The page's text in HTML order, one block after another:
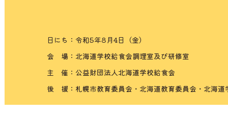
日にち： 令和5年8月4日（金）
会 場： 北海道学校給食会調理室及び研修室
主 催： 公益財団法人北海道学校給食会
後 援： 札幌市教育委員会・北海道教育委員会・北海